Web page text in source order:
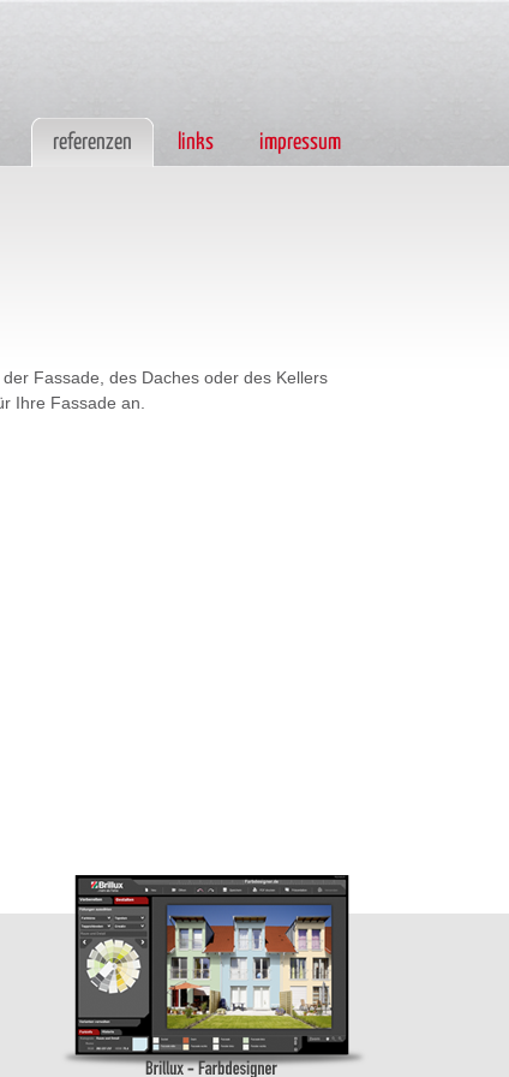
referenzen links impressum
Fassade, des Daches oder des Kellers
Ihre Fassade an.